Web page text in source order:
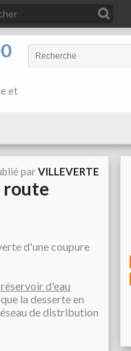
et
parVILLEVERTE
route
d'une coupure
d'eau
la desserte en
de distribution